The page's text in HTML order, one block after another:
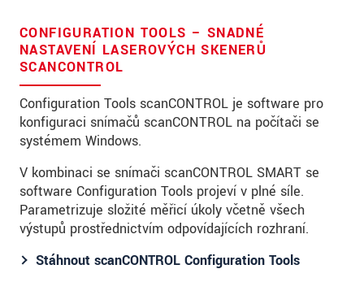
CONFIGURATION TOOLS – SNADNÉ
NASTAVENÍ LASEROVÝCH SKENERŮ
SCANCONTROL
Configuration Tools scanCONTROL je software pro
konfiguraci snímačů scanCONTROL na počítači se
systémem Windows.
V kombinaci se snímači scanCONTROL SMART se
software Configuration Tools projeví v plné síle.
Parametrizuje složité měřicí úkoly včetně všech
výstupů prostřednictvím odpovídajících rozhraní.
Stáhnout scanCONTROL Configuration Tools
Krajina*
Telefon
E-Mail*
Please keep me informed about product
innovations by e-mail.